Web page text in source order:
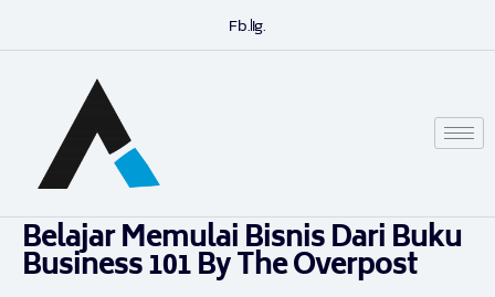
Fb.Ig.
Belajar Memulai Bisnis Dari Buku
Business 101 By The Overpost